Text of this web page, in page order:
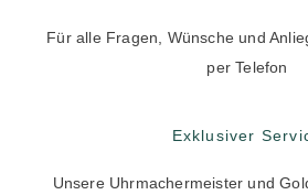
Für alle Fragen, Wünsche und
per Telefon
Exklusiver
Unsere Uhrmachermeister und